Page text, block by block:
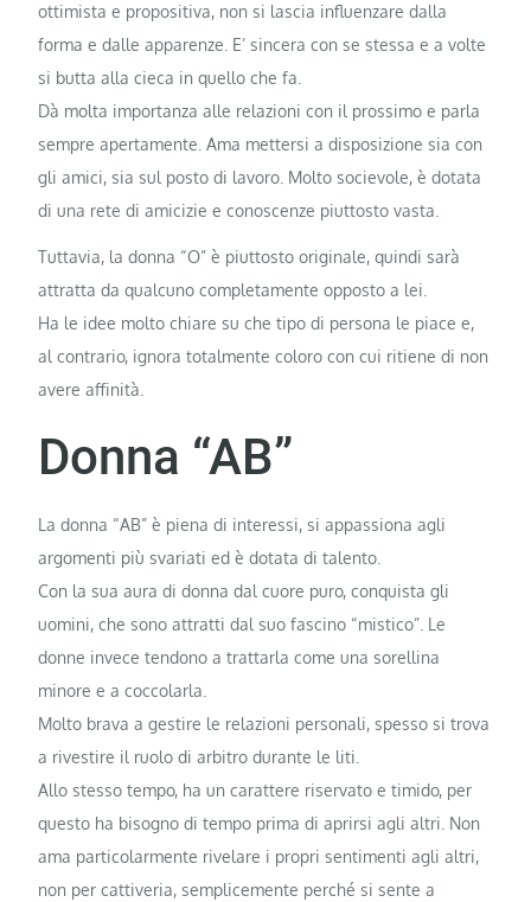
ottimista e propositiva, non si lascia influenzare dalla
forma e dalle apparenze. E’ sincera con se stessa e a volte
si butta alla cieca in quello che fa.
Dà molta importanza alle relazioni con il prossimo e parla
sempre apertamente. Ama mettersi a disposizione sia con
gli amici, sia sul posto di lavoro. Molto socievole, è dotata
di una rete di amicizie e conoscenze piuttosto vasta.
Tuttavia, la donna “O” è piuttosto originale, quindi sarà
attratta da qualcuno completamente opposto a lei.
Ha le idee molto chiare su che tipo di persona le piace e,
al contrario, ignora totalmente coloro con cui ritiene di non
avere affinità.
Donna “AB”
La donna “AB” è piena di interessi, si appassiona agli
argomenti più svariati ed è dotata di talento.
Con la sua aura di donna dal cuore puro, conquista gli
uomini, che sono attratti dal suo fascino “mistico”. Le
donne invece tendono a trattarla come una sorellina
minore e a coccolarla.
Molto brava a gestire le relazioni personali, spesso si trova
a rivestire il ruolo di arbitro durante le liti.
Allo stesso tempo, ha un carattere riservato e timido, per
questo ha bisogno di tempo prima di aprirsi agli altri. Non
ama particolarmente rivelare i propri sentimenti agli altri,
non per cattiveria, semplicemente perché si sente a